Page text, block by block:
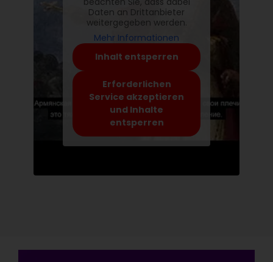
Daten an Drittanbieter
weitergegeben werden.
Mehr Informationen
Inhalt entsperren
Erforderlichen
Service akzeptieren
und Inhalte
entsperren